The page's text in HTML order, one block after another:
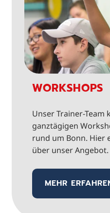
WORKSHOPS
Unser Trainer-
ganztägigen
rund um Bonn. Hier
über unser Angebot.
MEHR